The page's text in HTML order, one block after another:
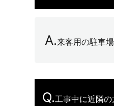
A.来客用の駐車
Q.工事中に近隣の